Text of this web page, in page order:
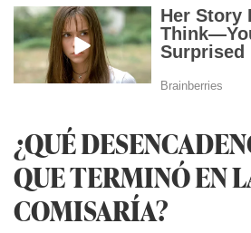
¿QUÉ
QUE TERMINÓ EN
COMISARÍA?